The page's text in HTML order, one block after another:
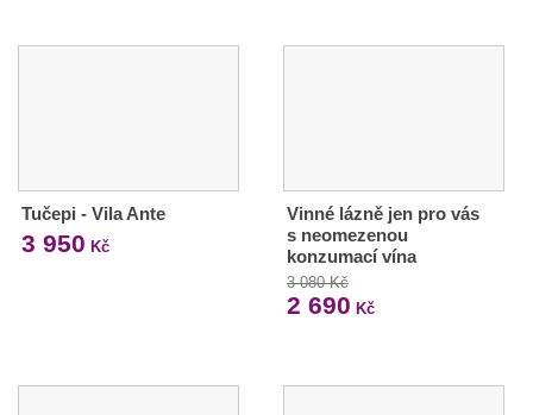
Tučepi - Vila Ante
3 950 Kč
Vinné lázně jen pro vás
s neomezenou
konzumací vína
3 080 Kč
2 690 Kč